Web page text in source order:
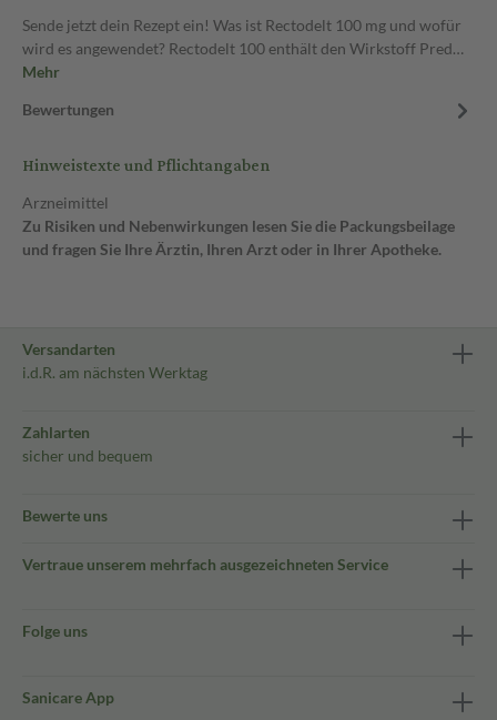
Sende jetzt dein Rezept ein! Was ist Rectodelt 100 mg und wofür
wird es angewendet? Rectodelt 100 enthält den Wirkstoff Pred…
Mehr
Bewertungen
Hinweistexte und Pflichtangaben
Arzneimittel
Zu Risiken und Nebenwirkungen lesen Sie die Packungsbeilage
und fragen Sie Ihre Ärztin, Ihren Arzt oder in Ihrer Apotheke.
Versandarten
i.d.R. am nächsten Werktag
Zahlarten
sicher und bequem
Bewerte uns
Vertraue unserem mehrfach ausgezeichneten Service
Folge uns
Sanicare App